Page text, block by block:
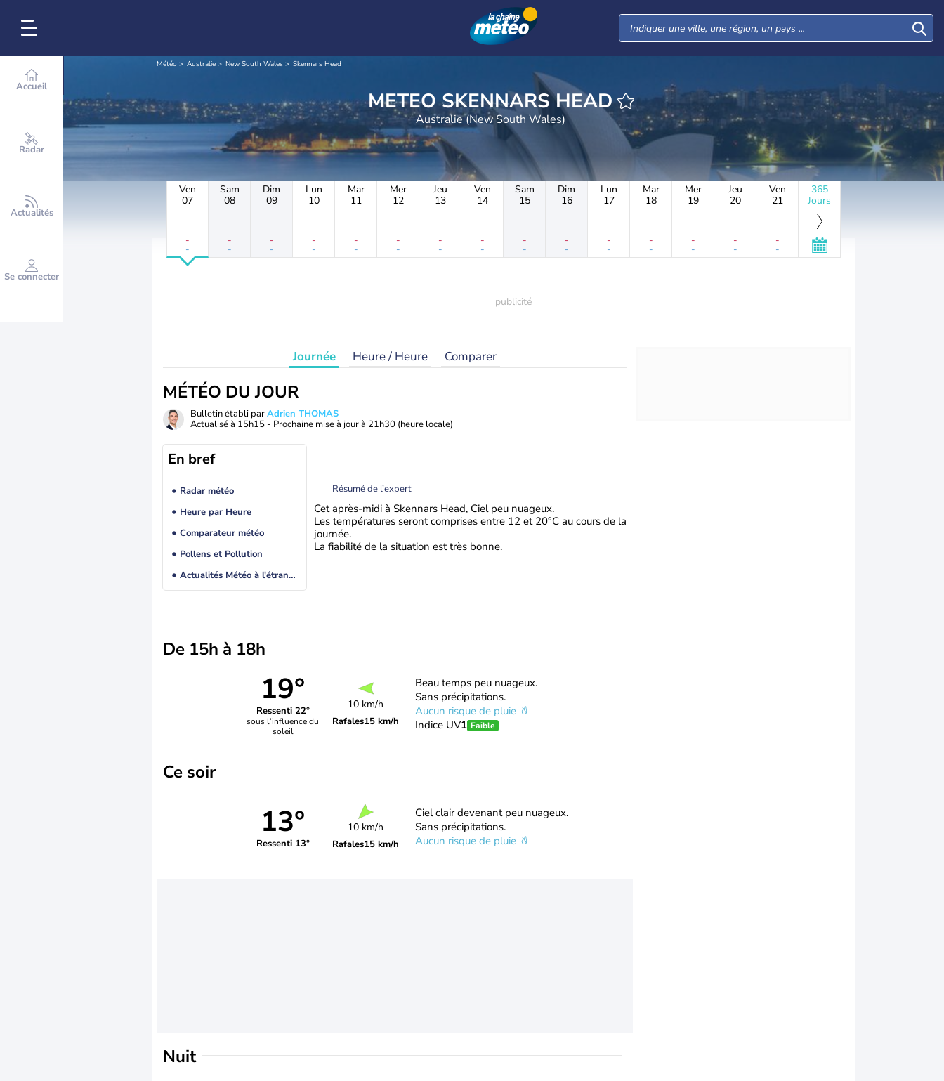
Accueil
Radar
Actualités
Se connecter
Météo Australie New South Wales Skennars Head
METEO SKENNARS HEAD
Australie (New South Wales)
Ven
07
-
-
Sam
08
-
-
Dim
09
-
-
Lun
10
-
-
Mar
11
-
-
Mer
12
-
-
Jeu
13
-
-
Ven
14
-
-
Sam
15
-
-
Dim
16
-
-
Lun
17
-
-
Mar
18
-
-
Mer
19
-
-
Jeu
20
-
-
Ven
21
-
-
365
Jours
Journée Heure / Heure Comparer
MÉTÉO DU JOUR
Bulletin établi parAdrien THOMAS
Actualisé à 15h15 - Prochaine mise à jour à 21h30 (heure locale)
En bref
Radar météo
Heure par Heure
Comparateur météo
Pollens et Pollution
Actualités Météo à l'étranger
Résumé de l’expert
Cet après-midi à Skennars Head, Ciel peu nuageux.
Les températures seront comprises entre 12 et 20°C au cours de la
journée.
La fiabilité de la situation est très bonne.
De 15h à 18h
19°
Ressenti 22°
sous l’influence du
soleil
10 km/h
Rafales15 km/h
Beau temps peu nuageux.
Sans précipitations.
Aucun risque de pluie
Indice UV1 Faible
Ce soir
13°
Ressenti 13°
10 km/h
Rafales15 km/h
Ciel clair devenant peu nuageux.
Sans précipitations.
Aucun risque de pluie
Nuit